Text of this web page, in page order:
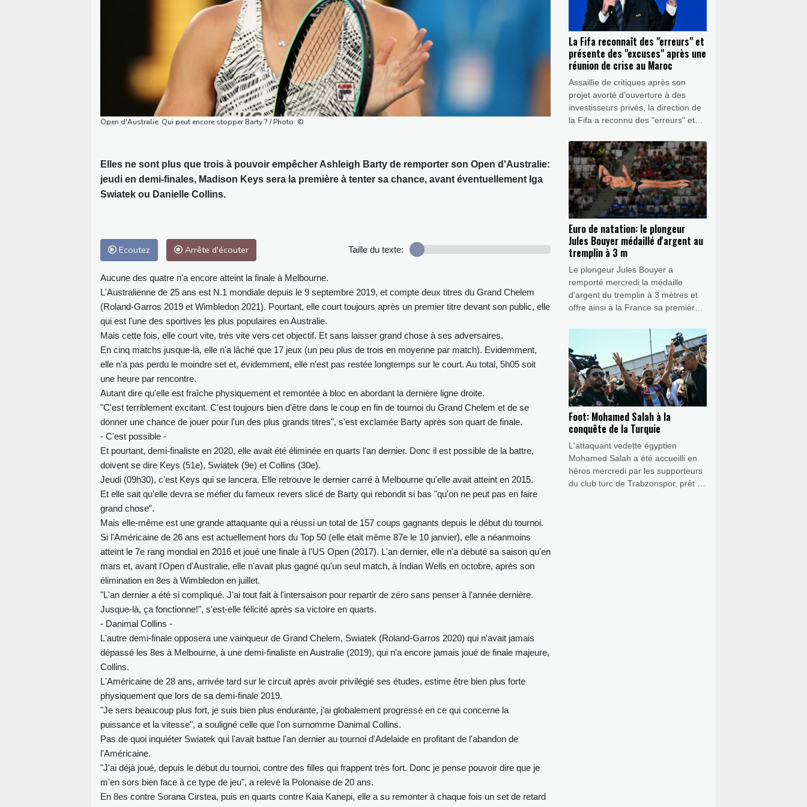
Open d'Australie: Qui peut encore stopper Barty ? / Photo: ©
Elles ne sont plus que trois à pouvoir empêcher Ashleigh Barty de remporter son Open d'Australie:
jeudi en demi-finales, Madison Keys sera la première à tenter sa chance, avant éventuellement Iga
Swiatek ou Danielle Collins.
Ecoutez Arrête d'écouter Taille du texte:
Aucune des quatre n'a encore atteint la finale à Melbourne.
L'Australienne de 25 ans est N.1 mondiale depuis le 9 septembre 2019, et compte deux titres du Grand Chelem
(Roland-Garros 2019 et Wimbledon 2021). Pourtant, elle court toujours après un premier titre devant son public, elle
qui est l'une des sportives les plus populaires en Australie.
Mais cette fois, elle court vite, très vite vers cet objectif. Et sans laisser grand chose à ses adversaires.
En cinq matchs jusque-là, elle n'a lâché que 17 jeux (un peu plus de trois en moyenne par match). Evidemment,
elle n'a pas perdu le moindre set et, évidemment, elle n'est pas restée longtemps sur le court. Au total, 5h05 soit
une heure par rencontre.
Autant dire qu'elle est fraîche physiquement et remontée à bloc en abordant la dernière ligne droite.
"C'est terriblement excitant. C'est toujours bien d'être dans le coup en fin de tournoi du Grand Chelem et de se
donner une chance de jouer pour l'un des plus grands titres", s'est exclamée Barty après son quart de finale.
- C'est possible -
Et pourtant, demi-finaliste en 2020, elle avait été éliminée en quarts l'an dernier. Donc il est possible de la battre,
doivent se dire Keys (51e), Swiatek (9e) et Collins (30e).
Jeudi (09h30), c'est Keys qui se lancera. Elle retrouve le dernier carré à Melbourne qu'elle avait atteint en 2015.
Et elle sait qu'elle devra se méfier du fameux revers slicé de Barty qui rebondit si bas "qu'on ne peut pas en faire
grand chose".
Mais elle-même est une grande attaquante qui a réussi un total de 157 coups gagnants depuis le début du tournoi.
Si l'Américaine de 26 ans est actuellement hors du Top 50 (elle était même 87e le 10 janvier), elle a néanmoins
atteint le 7e rang mondial en 2016 et joué une finale à l'US Open (2017). L'an dernier, elle n'a débuté sa saison qu'en
mars et, avant l'Open d'Australie, elle n'avait plus gagné qu'un seul match, à Indian Wells en octobre, après son
élimination en 8es à Wimbledon en juillet.
"L'an dernier a été si compliqué. J'ai tout fait à l'intersaison pour repartir de zéro sans penser à l'année dernière.
Jusque-là, ça fonctionne!", s'est-elle félicité après sa victoire en quarts.
- Danimal Collins -
L'autre demi-finale opposera une vainqueur de Grand Chelem, Swiatek (Roland-Garros 2020) qui n'avait jamais
dépassé les 8es à Melbourne, à une demi-finaliste en Australie (2019), qui n'a encore jamais joué de finale majeure,
Collins.
L'Américaine de 28 ans, arrivée tard sur le circuit après avoir privilégié ses études, estime être bien plus forte
physiquement que lors de sa demi-finale 2019.
"Je sers beaucoup plus fort, je suis bien plus endurante, j'ai globalement progressé en ce qui concerne la
puissance et la vitesse", a souligné celle que l'on surnomme Danimal Collins.
Pas de quoi inquiéter Swiatek qui l'avait battue l'an dernier au tournoi d'Adelaide en profitant de l'abandon de
l'Américaine.
"J'ai déjà joué, depuis le début du tournoi, contre des filles qui frappent très fort. Donc je pense pouvoir dire que je
m'en sors bien face à ce type de jeu", a relevé la Polonaise de 20 ans.
En 8es contre Sorana Cirstea, puis en quarts contre Kaia Kanepi, elle a su remonter à chaque fois un set de retard
La Fifa reconnaît des "erreurs" et
présente des "excuses" après une
réunion de crise au Maroc
Assaillie de critiques après son
projet avorté d'ouverture à des
investisseurs privés, la direction de
la Fifa a reconnu des "erreurs" et
néanmoins un "plein soutien" au
président Gianni Infantino, mercredi
à l'issue d'une réunion de crise au
Maroc.
Euro de natation: le plongeur
Jules Bouyer médaillé d'argent au
tremplin à 3 m
Le plongeur Jules Bouyer a
remporté mercredi la médaille
d'argent du tremplin à 3 mètres et
offre ainsi à la France sa première
Championnats d'Europe de natation
Foot: Mohamed Salah à la
conquête de la Turquie
L'attaquant vedette égyptien
Mohamed Salah a été accueilli en
héros mercredi par les supporteurs
du club turc de Trabzonspor, prêt à